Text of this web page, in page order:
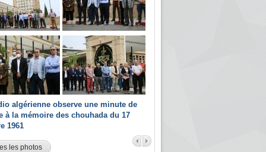
algérienne observe une minute de
à la mémoire des chouhada du 17
1961
les photos